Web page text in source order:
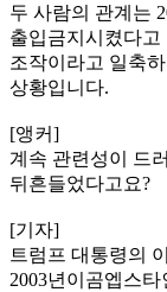
두 사람의 관계는
출입금지시켰다
조작이라고 일축
상황입니다.
[앵커]
계속 관련성이 드
뒤흔들었다고요?
[기자]
트럼프 대통령의
2003년이곰엡스